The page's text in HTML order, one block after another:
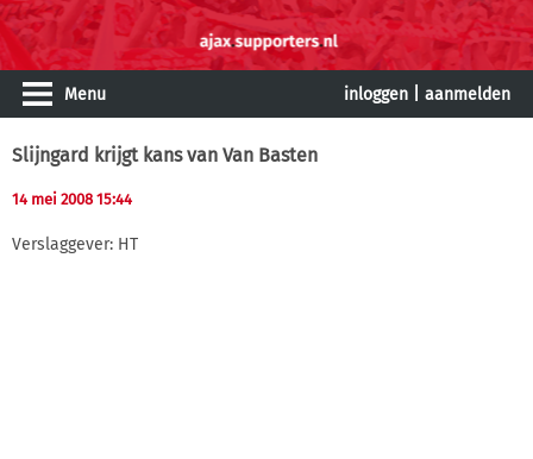
Menu inloggen aanmelden
Slijngard krijgt kans van Van Basten
14 mei 2008 15:44
Verslaggever: HT